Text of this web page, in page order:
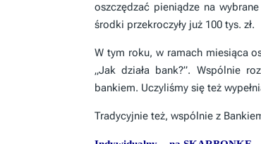
oszczędzać pieniądze na
środki przekroczyły już 100 tys. zł.
W tym roku, w ramach miesiąca
„Jak działa bank?”. Wspólnie
bankiem. Uczyliśmy się też
Tradycyjnie też, wspólnie z